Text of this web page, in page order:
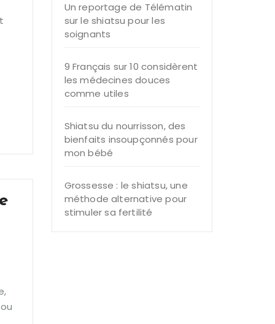
Un reportage de Télématin
sur le shiatsu pour les
soignants
9 Français sur 10 considèrent
les médecines douces
comme utiles
Shiatsu du nourrisson, des
bienfaits insoupçonnés pour
mon bébé
Grossesse : le shiatsu, une
méthode alternative pour
stimuler sa fertilité